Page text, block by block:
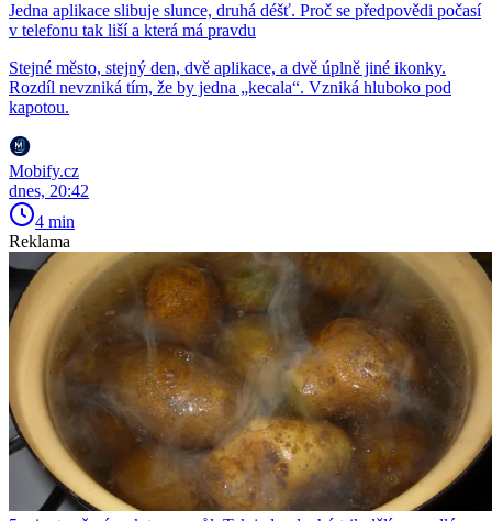
Jedna aplikace slibuje slunce, druhá déšť. Proč se předpovědi počasí
v telefonu tak liší a která má pravdu
Stejné město, stejný den, dvě aplikace, a dvě úplně jiné ikonky.
Rozdíl nevzniká tím, že by jedna „kecala“. Vzniká hluboko pod
kapotou.
Mobify.cz
dnes, 20:42
4 min
Reklama